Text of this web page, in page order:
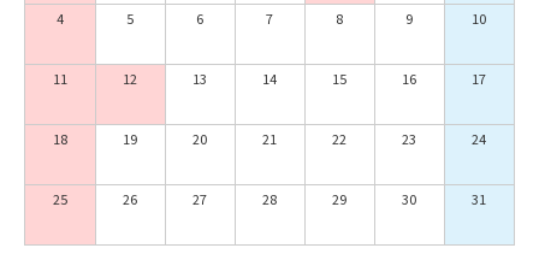
4 5 6 7 8 9 10
11 12 13 14 15 16 17
18 19 20 21 22 23 24
25 26 27 28 29 30 31